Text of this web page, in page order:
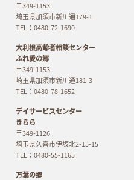
〒349-1153
埼玉県加須市新川通179-1
TEL：0480-72-1690
大利根高齢者相談センター
ふれ愛の郷
〒349-1153
埼玉県加須市新川通181-3
TEL：0480-78-1652
デイサービスセンター
きらら
〒349-1126
埼玉県久喜市伊坂北2-15-15
TEL：0480-55-1165
万葉の郷